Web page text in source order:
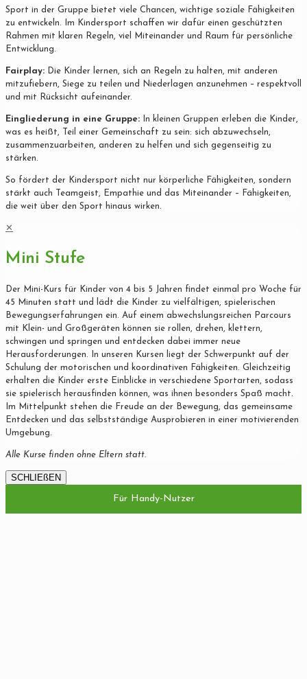
Sport in der Gruppe bietet viele Chancen, wichtige soziale Fähigkeiten
zu entwickeln. Im Kindersport schaffen wir dafür einen geschützten
Rahmen mit klaren Regeln, viel Miteinander und Raum für persönliche
Entwicklung.
Fairplay: Die Kinder lernen, sich an Regeln zu halten, mit anderen
mitzufiebern, Siege zu teilen und Niederlagen anzunehmen – respektvoll
und mit Rücksicht aufeinander.
Eingliederung in eine Gruppe: In kleinen Gruppen erleben die Kinder,
was es heißt, Teil einer Gemeinschaft zu sein: sich abzuwechseln,
zusammenzuarbeiten, anderen zu helfen und sich gegenseitig zu
stärken.
So fördert der Kindersport nicht nur körperliche Fähigkeiten, sondern
stärkt auch Teamgeist, Empathie und das Miteinander – Fähigkeiten,
die weit über den Sport hinaus wirken.
✕
Mini Stufe
Der Mini-Kurs für Kinder von 4 bis 5 Jahren findet einmal pro Woche für
45 Minuten statt und lädt die Kinder zu vielfältigen, spielerischen
Bewegungserfahrungen ein. Auf einem abwechslungsreichen Parcours
mit Klein- und Großgeräten können sie rollen, drehen, klettern,
schwingen und springen und entdecken dabei immer neue
Herausforderungen. In unseren Kursen liegt der Schwerpunkt auf der
Schulung der motorischen und koordinativen Fähigkeiten. Gleichzeitig
erhalten die Kinder erste Einblicke in verschiedene Sportarten, sodass
sie spielerisch herausfinden können, was ihnen besonders Spaß macht.
Im Mittelpunkt stehen die Freude an der Bewegung, das gemeinsame
Entdecken und das selbstständige Ausprobieren in einer motivierenden
Umgebung.
Alle Kurse finden ohne Eltern statt.
SCHLIEßEN
Für Handy-Nutzer